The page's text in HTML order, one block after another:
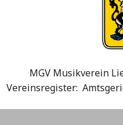
MGV Musikverein
Vereinsregister: